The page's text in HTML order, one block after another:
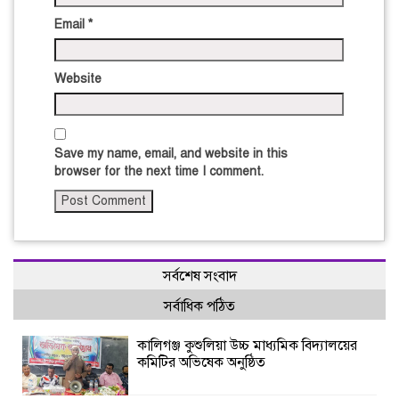
Email *
Website
Save my name, email, and website in this
browser for the next time I comment.
সর্বশেষ সংবাদ
সর্বাধিক পঠিত
কালিগঞ্জ কুশুলিয়া উচ্চ মাধ্যমিক বিদ্যালয়ের
কমিটির অভিষেক অনুষ্ঠিত